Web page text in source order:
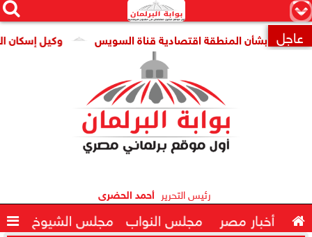
×


 عاجل وكيل إسكان بشأن المنطقة اقتصادية قناة السويس
رئيس التحرير أحمد الحضرى
 أخبار مصر مجلس النواب مجلس الشيوخ 